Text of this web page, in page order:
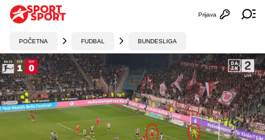
Otvori
Prijava
POČETNA FUDBAL BUNDESLIGA